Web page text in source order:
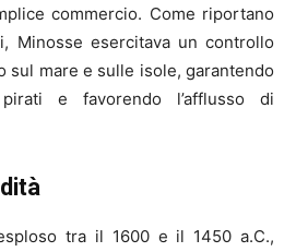
commercio. Come riportano
Minosse esercitava un controllo
sul mare e sulle isole, garantendo
e favorendo l’afflusso di
tra il 1600 e il 1450 a.C.,